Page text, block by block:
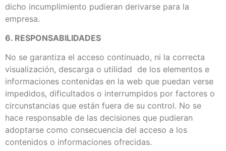
dicho incumplimiento pudieran derivarse para la
empresa.
6. RESPONSABILIDADES
No se garantiza el acceso continuado, ni la correcta
visualización, descarga o utilidad de los elementos e
informaciones contenidas en la web que puedan verse
impedidos, dificultados o interrumpidos por factores o
circunstancias que están fuera de su control. No se
hace responsable de las decisiones que pudieran
adoptarse como consecuencia del acceso a los
contenidos o informaciones ofrecidas.